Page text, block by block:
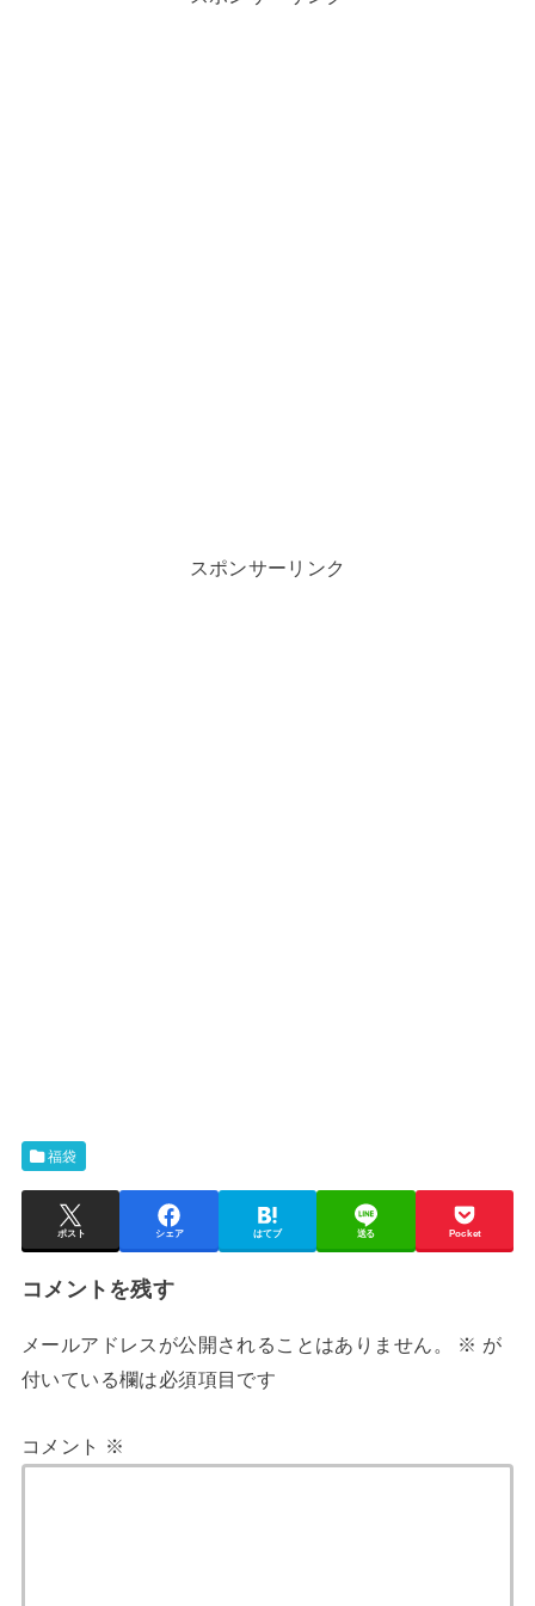
スポンサーリンク
福袋
ポスト シェア はてブ 送る Pocket
コメントを残す
メールアドレスが公開されることはありません。 ※ が
付いている欄は必須項目です
コメント ※